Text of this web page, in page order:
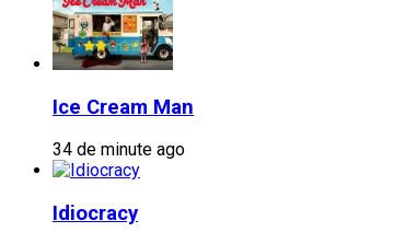
Ice Cream Man
34 de minute ago
Idiocracy